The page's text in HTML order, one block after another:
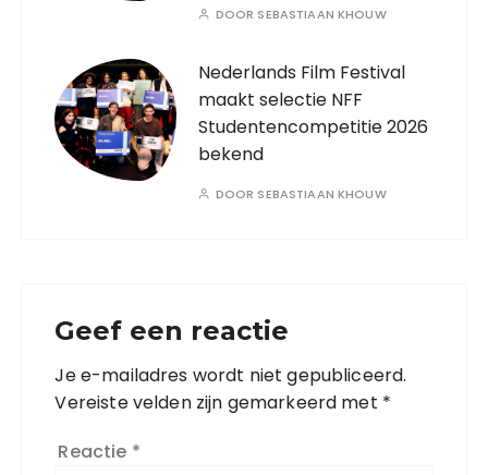
DOOR SEBASTIAAN KHOUW
Nederlands Film Festival
maakt selectie NFF
Studentencompetitie 2026
bekend
DOOR SEBASTIAAN KHOUW
Geef een reactie
Je e-mailadres wordt niet gepubliceerd.
Vereiste velden zijn gemarkeerd met *
Reactie *